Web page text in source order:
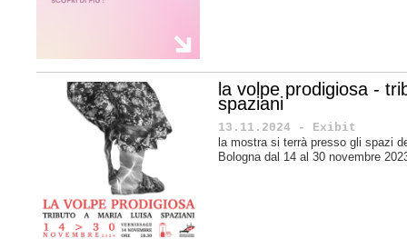
la volpe prodigiosa -
spaziani
13.11.2024 - Exibit
la mostra si terrà presso gli spazi
Bologna dal 14 al 30 novembre